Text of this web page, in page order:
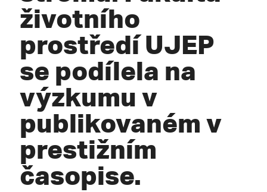
životního
prostředí UJEP
se podílela na
výzkumu v
publikovaném v
prestižním
časopise.